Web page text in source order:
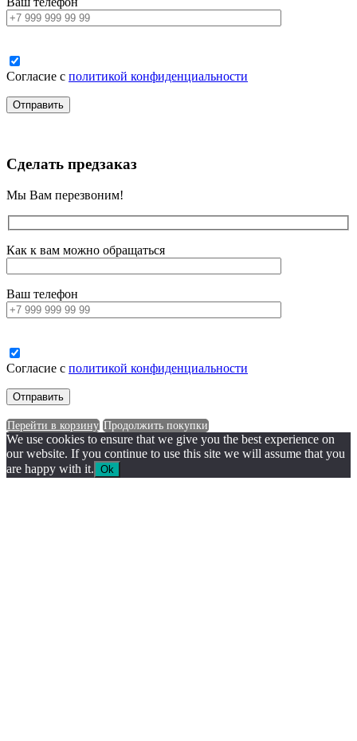
Согласие с политикой конфиденциальности
Сделать предзаказ
Мы Вам перезвоним!
Как к вам можно обращаться
Ваш телефон
Согласие с политикой конфиденциальности
Перейти в корзину Продолжить покупки
We use cookies to ensure that we give you the best experience on
our website. If you continue to use this site we will assume that you
are happy with it. Ok